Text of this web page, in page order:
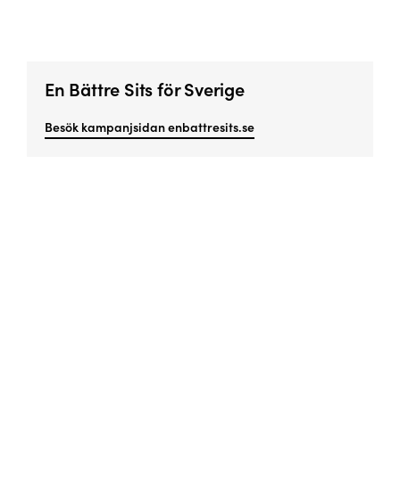
En Bättre Sits för Sverige
Besök kampanjsidan enbattresits.se